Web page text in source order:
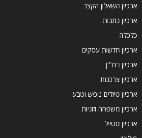
ארכיון השאלון הקצר
ארכיון כתבות
כלכלה
ארכיון חדשות עסקים
ארכיון נדל''ן
ארכיון צרכנות
ארכיון טיולים נופש וטבע
ארכיון משפחה וזוגיות
ארכיון סטייל